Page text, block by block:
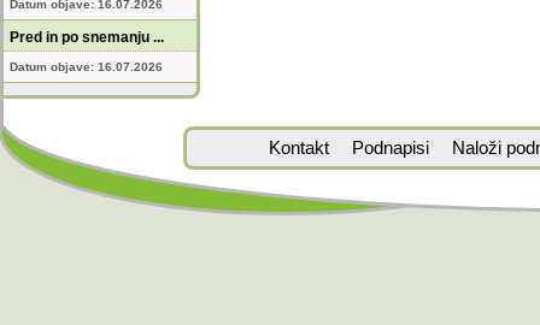
Datum objave: 16.07.2026
Pred in po snemanju ...
Datum objave: 16.07.2026
Kontakt Podnapisi Naloži